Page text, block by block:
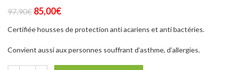
97,90€ Le
initial
97,90€.
85,00€Le
actuel
85,00€.
Certifiée housses de protection anti acariens et anti bactéries.
Convient aussi aux personnes souffrant d’asthme, d’allergies.